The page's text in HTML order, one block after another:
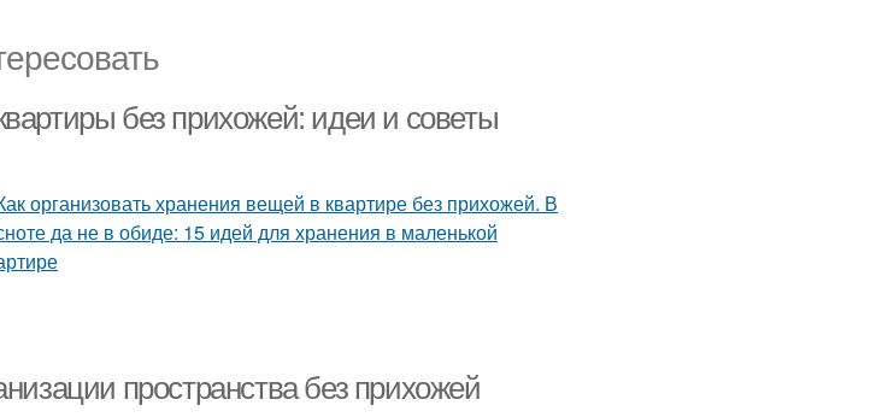
без прихожей: идеи и советы
пространства без прихожей